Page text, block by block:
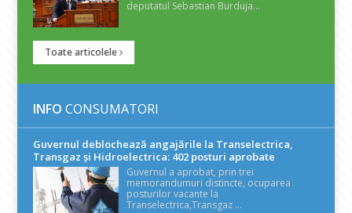
deputatul Sebastian Burduja...
Toate articolele
INFO CONSUMATORI
Guvernul deblochează angajările la Transelectrica,
Transgaz și Hidroelectrica: 402 posturi aprobate
Guvernul a aprobat, prin trei
memorandumuri distincte, ocuparea
posturilor vacante la
Transelectrica,Transgaz ...